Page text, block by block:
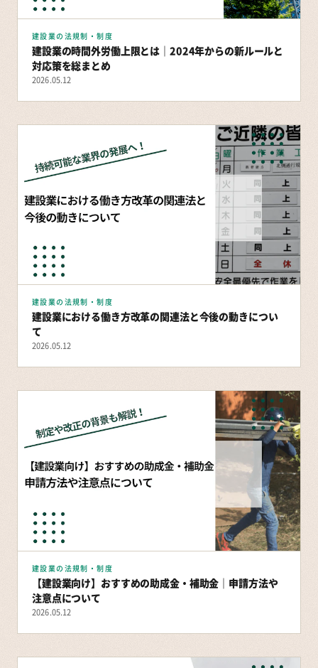
建設業の法規制・制度
建設業の時間外労働上限とは｜2024年からの新ルールと
対応策を総まとめ
2026.05.12
建設業の法規制・制度
建設業における働き方改革の関連法と今後の動きについ
て
2026.05.12
建設業の法規制・制度
【建設業向け】おすすめの助成金・補助金｜申請方法や
注意点について
2026.05.12